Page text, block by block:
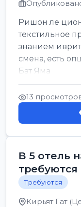
Ришон ле
текстильное
знанием
смена, есть
Бат Яма
13
В 5 отель
требуются
Требуются
Кирьят Гат